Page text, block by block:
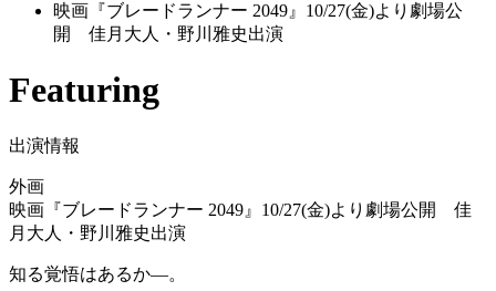
映画『ブレードランナー 2049』10/27(金)より劇場公
開 佳月大人・野川雅史出演
Featuring
出演情報
外画
映画『ブレードランナー 2049』10/27(金)より劇場公開 佳
月大人・野川雅史出演
知る覚悟はあるか―。